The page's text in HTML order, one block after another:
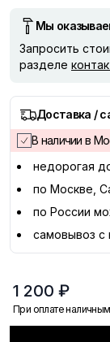
Мы
Запросить
разделе
Доставка /
В наличии в
недорогая
по Москве,
по России
самовывоз с
1 200 ₽
При оплате